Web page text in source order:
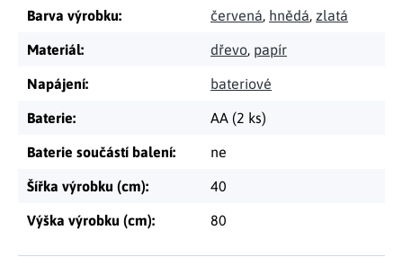
Barva výrobku: červená, hnědá, zlatá
Materiál: dřevo, papír
Napájení: bateriové
Baterie: AA (2 ks)
Baterie součástí balení: ne
Šířka výrobku (cm): 40
Výška výrobku (cm): 80